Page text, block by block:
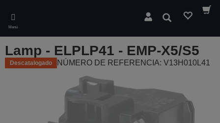
main
content
Menú
Buscar
Lamp - ELPLP41 - EMP-X5/S5
Descatalogado NÚMERO DE REFERENCIA: V13H010L41